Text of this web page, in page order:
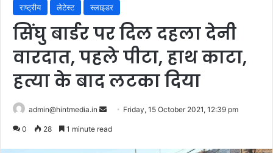
राष्ट्रीय लेटेस्ट स्लाइडर
सिंघु बार्डर पर दिल दहला देनी
वारदात, पहले पीटा, हाथ काटा,
हत्या के बाद लटका दिया
admin@hintmedia.in
Send Friday, 15 October 2021, 12:39 pm
0 28 1 minute read